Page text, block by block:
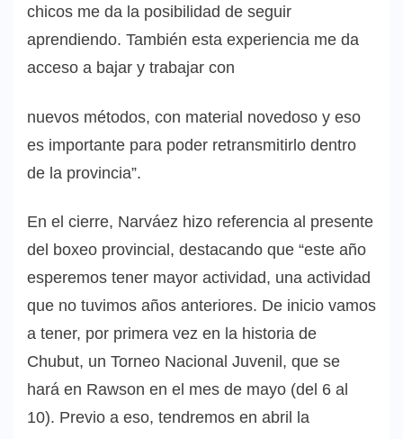
chicos me da la posibilidad de seguir
aprendiendo. También esta experiencia me da
acceso a bajar y trabajar con
nuevos métodos, con material novedoso y eso
es importante para poder retransmitirlo dentro
de la provincia”.
En el cierre, Narváez hizo referencia al presente
del boxeo provincial, destacando que “este año
esperemos tener mayor actividad, una actividad
que no tuvimos años anteriores. De inicio vamos
a tener, por primera vez en la historia de
Chubut, un Torneo Nacional Juvenil, que se
hará en Rawson en el mes de mayo (del 6 al
10). Previo a eso, tendremos en abril la